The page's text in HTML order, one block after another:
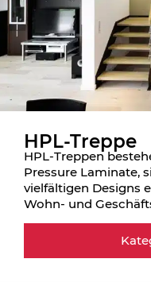
HPL-Treppe
HPL-Treppen
Pressure Laminate,
vielfältigen Designs
Wohn- und